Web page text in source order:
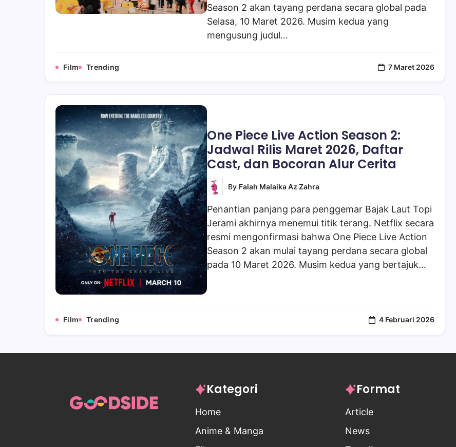
Season 2 akan tayang perdana secara global pada
Selasa, 10 Maret 2026. Musim kedua yang
mengusung judul…
Film Trending 7 Maret 2026
One Piece Live Action Season 2:
Jadwal Rilis Maret 2026, Daftar
Cast, dan Bocoran Alur Cerita
By Falah Malaika Az Zahra
Penantian panjang para penggemar Bajak Laut Topi
Jerami akhirnya menemui titik terang. Netflix secara
resmi mengonfirmasi bahwa One Piece Live Action
Season 2 akan mulai tayang perdana secara global
pada 10 Maret 2026. Musim kedua yang bertajuk…
Film Trending 4 Februari 2026
Kategori
Home
Anime & Manga
Format
Article
News